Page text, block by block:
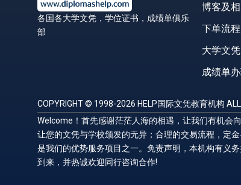
各国各大学文凭，学位证书，成绩单俱乐
部
博客及
下单流程
大学文
成绩单
COPYRIGHT © 1998-2026 HELP国际文凭教育机构 ALL
Welcome！首先感谢茫茫人海的相遇，让我们有机会
让您的文凭与学校颁发的无异；合理的交易流程，定
是我们的优势服务项目之一。免责声明，本机构有义
到来，并热诚欢迎同行咨询合作!